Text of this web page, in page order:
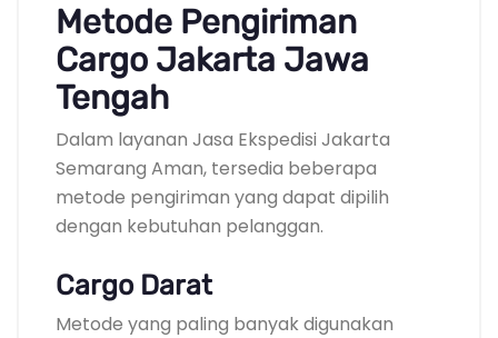
Metode Pengiriman
Cargo Jakarta Jawa
Tengah
Dalam layanan Jasa Ekspedisi Jakarta
Semarang Aman, tersedia beberapa
metode pengiriman yang dapat dipilih
dengan kebutuhan pelanggan.
Cargo Darat
Metode yang paling banyak digunakan